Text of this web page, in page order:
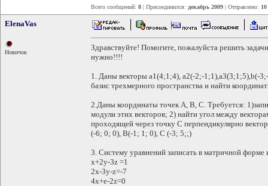
Всего сообщений: 8 | Присоединился: декабрь 2009 | Отправлено:
ElenaVas
Новичок
Здравствуйте! Помогите, пожалуйста решить
нужно!!!!
1. Даны векторы а1(4;1;4), а2(-2;-1;1),а3(3;1;5),b(-
базис трехмерного пространства и найти
2.Даны координаты точек А, В, С. Требуется:
модули этих векторов; 2) найти угол между
проходящей через точку С перпендикулярно
(-6; 0; 0), В(-1; 1; 0), С (-3; 5;;)
3. Систему уравнений записать в матричной
х+2у-3z =1
2x-3y-z=-7
4x+e-2z=0